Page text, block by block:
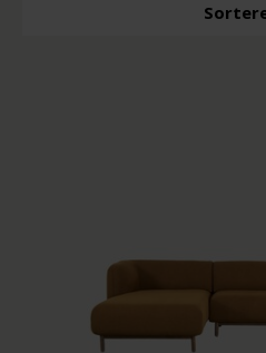
Kleur bekleding